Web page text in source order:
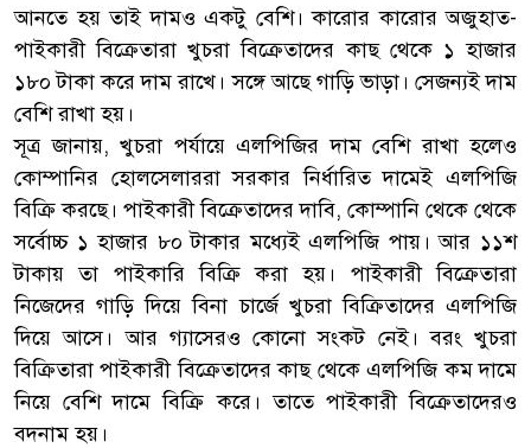
আনতে হয় তাই দামও একটু বেশি। কারোর কারোর অজুহাত-
পাইকারী বিক্রেতারা খুচরা বিক্রেতাদের কাছ থেকে ১ হাজার
১৮০ টাকা করে দাম রাখে। সঙ্গে আছে গাড়ি ভাড়া। সেজন্যই দাম
বেশি রাখা হয়।
সূত্র জানায়, খুচরা পর্যায়ে এলপিজির দাম বেশি রাখা হলেও
কোম্পানির হোলসেলাররা সরকার নির্ধারিত দামেই এলপিজি
বিক্রি করছে। পাইকারী বিক্রেতাদের দাবি, কোম্পানি থেকে থেকে
সর্বোচ্চ ১ হাজার ৮০ টাকার মধ্যেই এলপিজি পায়। আর ১১শ
টাকায় তা পাইকারি বিক্রি করা হয়। পাইকারী বিক্রেতারা
নিজেদের গাড়ি দিয়ে বিনা চার্জে খুচরা বিক্রিতাদের এলপিজি
দিয়ে আসে। আর গ্যাসেরও কোনো সংকট নেই। বরং খুচরা
বিক্রিতারা পাইকারী বিক্রেতাদের কাছ থেকে এলপিজি কম দামে
নিয়ে বেশি দামে বিক্রি করে। তাতে পাইকারী বিক্রেতাদেরও
বদনাম হয়।